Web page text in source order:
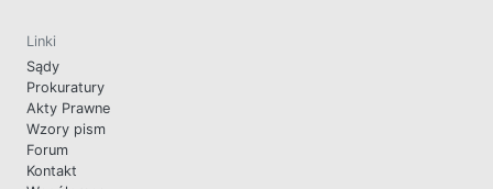
Linki
Sądy
Prokuratury
Akty Prawne
Wzory pism
Forum
Kontakt